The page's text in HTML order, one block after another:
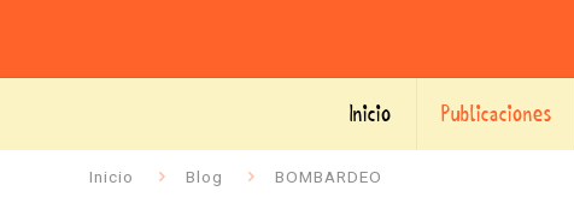
Inicio Publicaciones
Inicio Blog BOMBARDEO